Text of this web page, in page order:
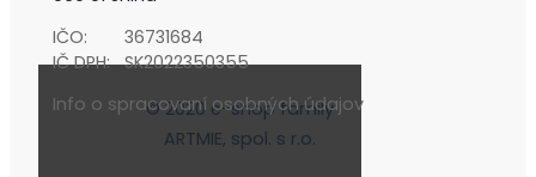
IČO:
36731684
IČ DPH: SK2022350355
Info o spracovaní osobných údajov
© 2020 e-shop family
ARTMIE, spol. s r.o.